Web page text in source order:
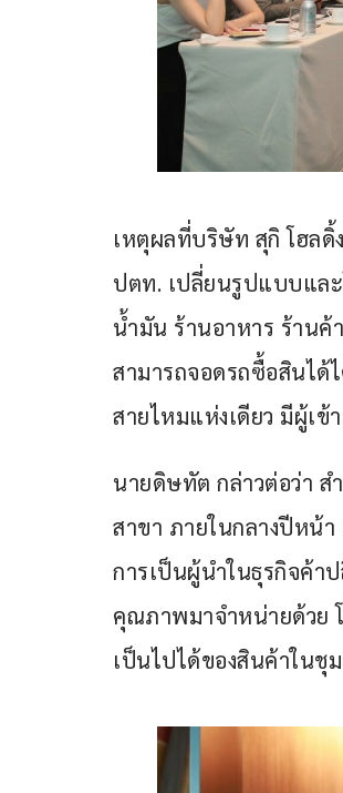
เหตุผลที่บริษัท สุกิ โฮล
ปตท. เปลี่ยนรูปแบบและ
น้ำมัน ร้านอาหาร ร้าน
สามารถจอดรถซื้อสินได้
สายไหมแห่งเดียว มีผู้เ
นายดิษทัต กล่าวต่อว่า ส
สาขา ภายในกลางปีหน้
การเป็นผู้นำในธุรกิจค้า
คุณภาพมาจำหน่ายด้วย
เป็นไปได้ของสินค้าในชุ